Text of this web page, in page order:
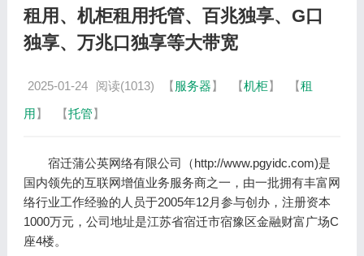
租用、机柜租用托管、百兆独享、G口
独享、万兆口独享等大带宽
2025-01-24 阅读(1013) 【 服务器】 【机柜】 【租
用】 【托管】
宿迁蒲公英网络有限公司（http://www.pgyidc.com)是
国内领先的互联网增值业务服务商之一，由一批拥有丰富网
络行业工作经验的人员于2005年12月参与创办，注册资本
1000万元，公司地址是江苏省宿迁市宿豫区金融财富广场C
座4楼。